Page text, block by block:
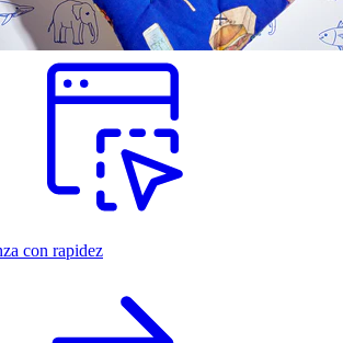
con rapidez